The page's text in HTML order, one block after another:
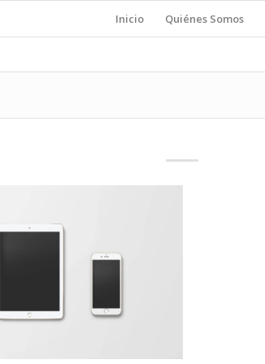
Inicio Quiénes Somos